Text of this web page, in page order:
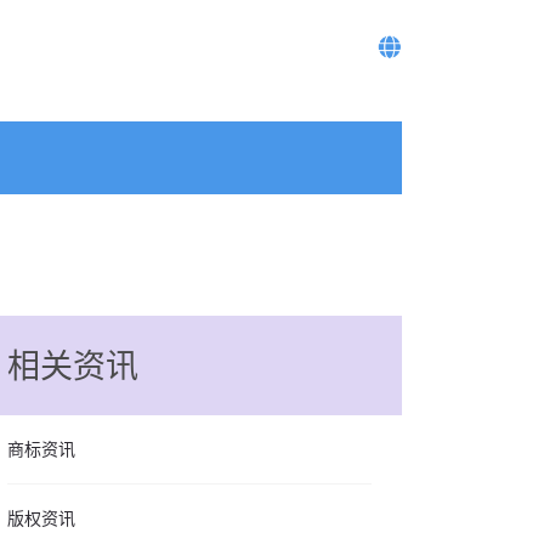
相关资讯
商标资讯
版权资讯